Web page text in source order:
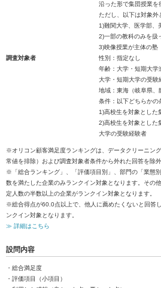
沿った形で集団授業を
ただし、以下は対象外
1)難関大学、医学部、
2)一部の教科のみを扱
3)映像授業が主体の塾
調査対象者
性別：指定なし
年齢：大学・短期大学
大学・短期大学の受
地域：東海（岐阜県、
条件：以下どちらかの
1)高校生を対象とした
2)高校生を対象とした
大学の受験経験者
※オリコン顧客満足度ランキングは、データクリーニン
常値を排除）および調査対象者条件から外れた回答を除
※「総合ランキング」、「評価項目別」、部門の「業態
数を満たした企業のみランクイン対象となります。その
定人数の半数以上の企業がランクイン対象となります。
※総合得点が60.0点以上で、他人に薦めたくないと回答
ンクイン対象となります。
≫ 詳細はこちら
設問内容
・総合満足度
・評価項目（小項目）